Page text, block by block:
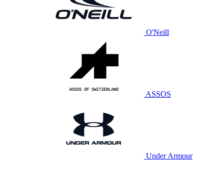
O'Neill
ASSOS
Under Armour